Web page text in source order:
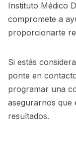
Instituto Médico
compromete a
proporcionarte
Si estás
ponte en
programar una
asegurarnos que
resultados.